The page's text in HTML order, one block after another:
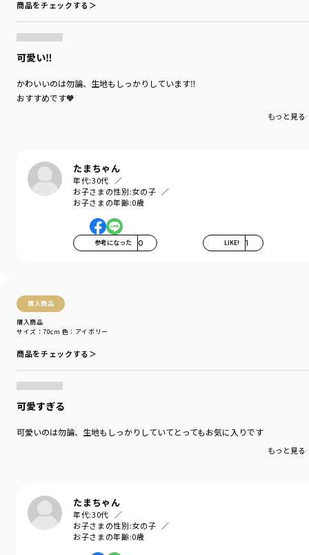
商品をチェックする＞
可愛い‼︎
かわいいのは勿論、生地もしっかりしています‼︎
おすすめです🧡
もっと見
たまちゃん
年代:30代
お子さまの性別:女の子
お子さまの年齢:0歳
参考になった 0 LIKE! 1
購入商品
購入商品
サイズ：70cm 色：アイボリー
商品をチェックする＞
可愛すぎる
可愛いのは勿論、生地もしっかりしていてとってもお気に入りです
もっと見
たまちゃん
年代:30代
お子さまの性別:女の子
お子さまの年齢:0歳
カラー ／ホワイト
商品番号